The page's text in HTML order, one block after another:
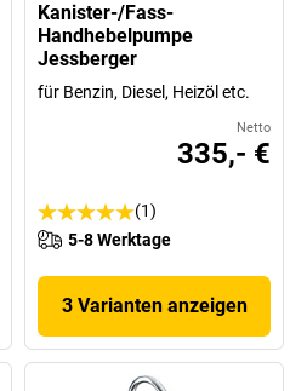
Kanister-/Fass-
Handhebelpumpe
Jessberger
für Benzin, Diesel, Heizöl etc.
Netto
335,- €
(1)
5-8 Werktage
3 Varianten anzeigen